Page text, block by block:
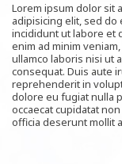
Lorem ipsum dolor sit
adipisicing elit, sed
incididunt ut labore et
enim ad minim
ullamco laboris nisi ut
consequat. Duis aute
reprehenderit in
dolore eu fugiat nulla
occaecat cupidatat
officia deserunt mollit